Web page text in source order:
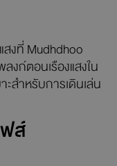
สงที่ Mudhdhoo
งก์ตอนเรืองแสงใน
ะสำหรับการเดินเล่น
ส์